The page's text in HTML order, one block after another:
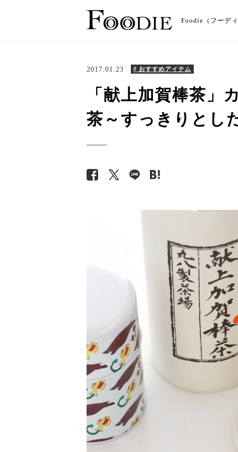
Foodie（フーデ
2017.01.23 # おすすめアイテム
「献上加賀棒茶
茶～すっきりとし